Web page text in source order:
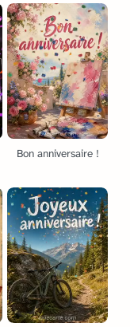
Bon anniversaire !